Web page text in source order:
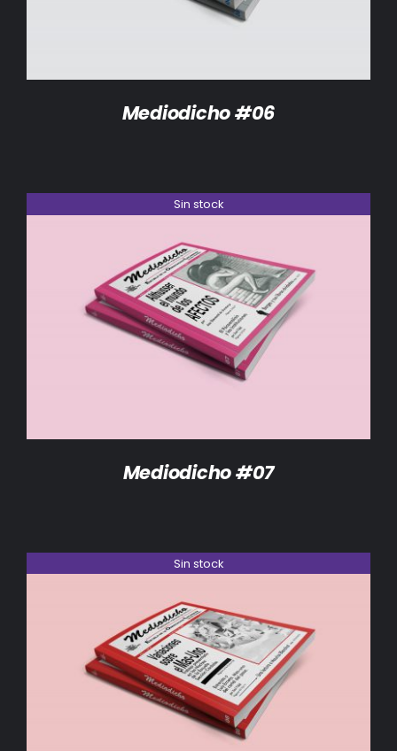
Mediodicho #06
Sin stock
DETALLES
Mediodicho #07
Sin stock
DETALLES